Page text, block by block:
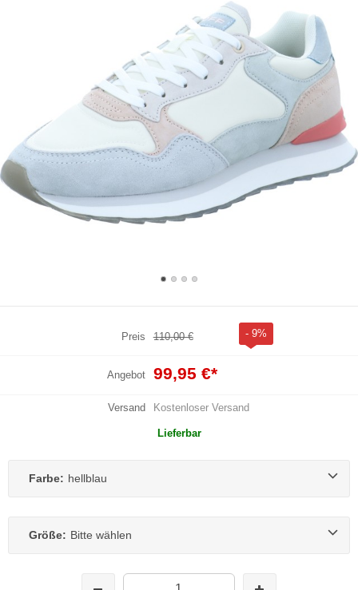
Preis 110,00 € - 9%
Angebot 99,95 €*
Versand Kostenloser Versand
Lieferbar
Farbe: hellblau
Größe: Bitte wählen